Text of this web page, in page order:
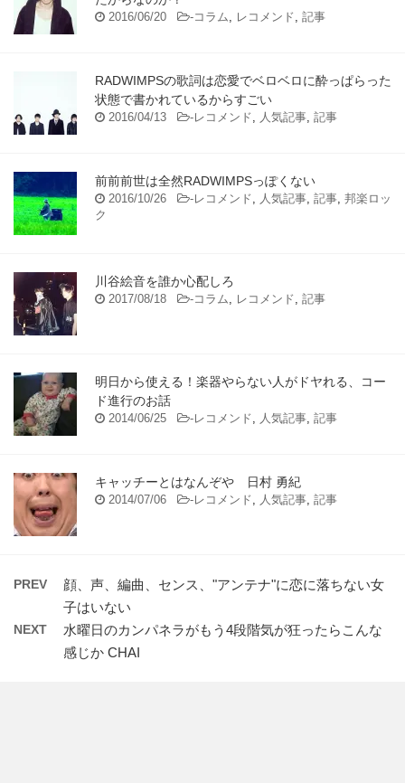
2016/06/20 -コラム, レコメンド, 記事
RADWIMPSの歌詞は恋愛でベロベロに酔っぱらった
状態で書かれているからすごい
2016/04/13 -レコメンド, 人気記事, 記事
前前前世は全然RADWIMPSっぽくない
2016/10/26 -レコメンド, 人気記事, 記事, 邦楽ロッ
ク
川谷絵音を誰か心配しろ
2017/08/18 -コラム, レコメンド, 記事
明日から使える！楽器やらない人がドヤれる、コー
ド進行のお話
2014/06/25 -レコメンド, 人気記事, 記事
キャッチーとはなんぞや 日村 勇紀
2014/07/06 -レコメンド, 人気記事, 記事
PREV
顔、声、編曲、センス、"アンテナ"に恋に落ちない女
子はいない
NEXT
水曜日のカンパネラがもう4段階気が狂ったらこんな
感じか CHAI